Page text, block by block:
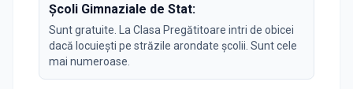
Școli Gimnaziale de Stat:
Sunt gratuite. La Clasa Pregătitoare intri de obicei
dacă locuiești pe străzile arondate școlii. Sunt cele
mai numeroase.